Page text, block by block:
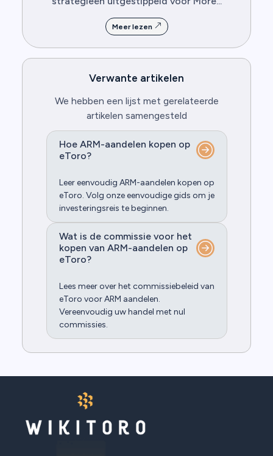
Meer lezen
Verwante artikelen
We hebben een lijst met gerelateerde
artikelen samengesteld
Hoe ARM-aandelen kopen op
eToro?
Leer eenvoudig ARM-aandelen kopen op
eToro. Volg onze eenvoudige gids om je
investeringsreis te beginnen.
Wat is de commissie voor het
kopen van ARM-aandelen op
eToro?
Lees meer over het commissiebeleid van
eToro voor ARM aandelen.
Vereenvoudig uw handel met nul
commissies.